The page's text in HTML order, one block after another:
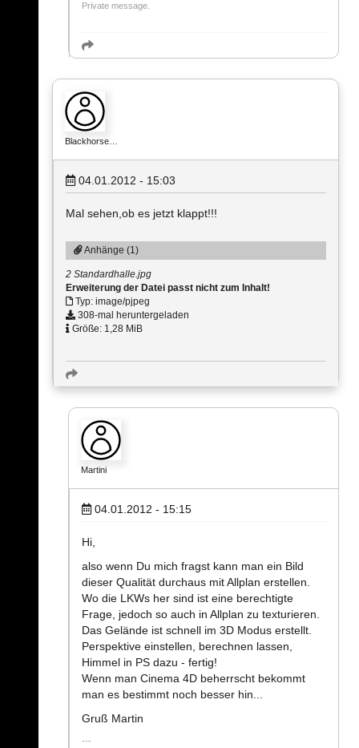
Private message.
Blackhorse…
04.01.2012 - 15:03
Mal sehen,ob es jetzt klappt!!!
Anhänge (1)
2 Standardhalle.jpg
Erweiterung der Datei passt nicht zum Inhalt!
Typ: image/pjpeg
308-mal heruntergeladen
Größe: 1,28 MiB
Martini
04.01.2012 - 15:15
Hi,
also wenn Du mich fragst kann man ein Bild
dieser Qualität durchaus mit Allplan erstellen.
Wo die LKWs her sind ist eine berechtigte
Frage, jedoch so auch in Allplan zu texturieren.
Das Gelände ist schnell im 3D Modus erstellt.
Perspektive einstellen, berechnen lassen,
Himmel in PS dazu - fertig!
Wenn man Cinema 4D beherrscht bekommt
man es bestimmt noch besser hin...
Gruß Martin